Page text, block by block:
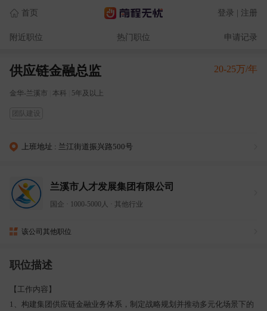
首页 登录 | 注册
附近职位 热门职位 申请记录
供应链金融总监 20-25万/年
金华-兰溪市 本科 5年及以上
团队建设
上班地址 : 兰江街道振兴路500号
兰溪市人才发展集团有限公司
国企 1000-5000人 其他行业
该公司其他职位
职位描述
【工作内容】
1、构建集团供应链金融业务体系，制定战略规划并推动多元化场景下的